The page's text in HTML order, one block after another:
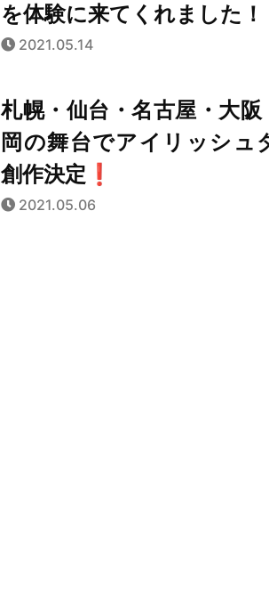
を体験に来てくれました！
2021.05.14
札幌・仙台・名古屋・大
岡の舞台でアイリッシュ
創作決定❗️
2021.05.06